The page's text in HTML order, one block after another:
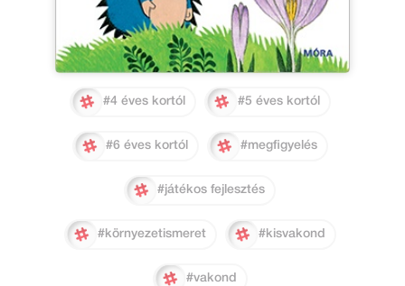
#4 éves kortól #5 éves kortól
#6 éves kortól #megfigyelés
#játékos fejlesztés
#környezetismeret #kisvakond
#vakond